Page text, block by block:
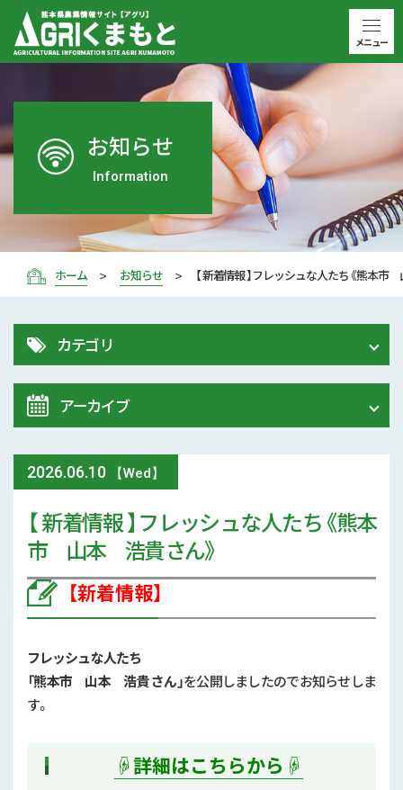
お知らせ
Information
ホーム お知らせ 【 新着情報 】フレッシュな人たち《熊本
2026.06.10 【Wed】
【 新着情報 】フレッシュな人たち《熊本
市 山本 浩貴 さん》
【新着情報】
フレッシュな人たち
「熊本市 山本 浩貴 さん」を公開しましたのでお知らせしま
す。
☟詳細はこちらから☟
カテゴリ
令和8年 熊本地震関連情報
農業大学校
スマート農業
参考文献
気象
アーカイブ
2026年 (74)
2025年 (107)
2024年 (125)
2023年 (139)
2022年 (170)
2021年 (173)
2019年 (5)
メニュー